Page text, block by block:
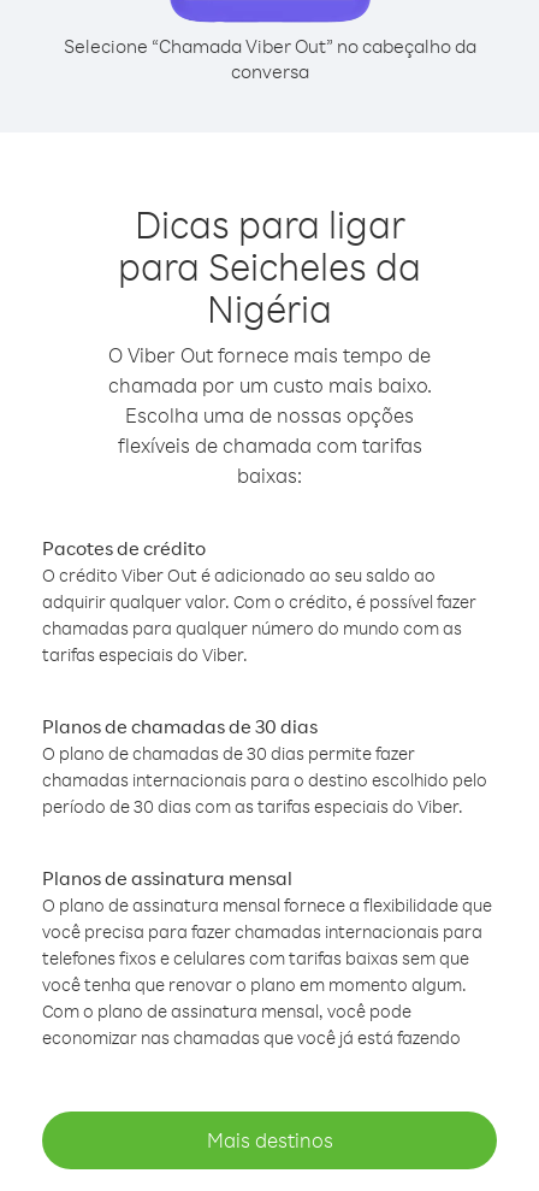
Selecione “Chamada Viber Out” no cabeçalho da
conversa
Dicas para ligar
para Seicheles da
Nigéria
O Viber Out fornece mais tempo de
chamada por um custo mais baixo.
Escolha uma de nossas opções
flexíveis de chamada com tarifas
baixas:
Pacotes de crédito
O crédito Viber Out é adicionado ao seu saldo ao
adquirir qualquer valor. Com o crédito, é possível fazer
chamadas para qualquer número do mundo com as
tarifas especiais do Viber.
Planos de chamadas de 30 dias
O plano de chamadas de 30 dias permite fazer
chamadas internacionais para o destino escolhido pelo
período de 30 dias com as tarifas especiais do Viber.
Planos de assinatura mensal
O plano de assinatura mensal fornece a flexibilidade que
você precisa para fazer chamadas internacionais para
telefones fixos e celulares com tarifas baixas sem que
você tenha que renovar o plano em momento algum.
Com o plano de assinatura mensal, você pode
economizar nas chamadas que você já está fazendo
Mais destinos